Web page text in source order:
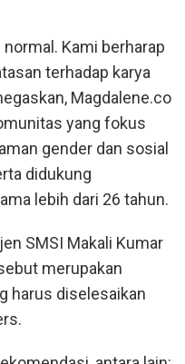
Kami berharap
terhadap karya
Magdalene.co
yang fokus
gender dan sosial
didukung
lebih dari 26 tahun.
SMSI Makali Kumar
merupakan
harus diselesaikan